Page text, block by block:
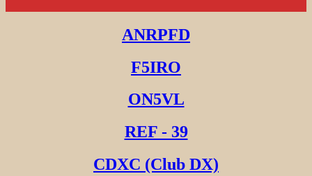
ANRPFD
F5IRO
ON5VL
REF - 39
CDXC (Club DX)